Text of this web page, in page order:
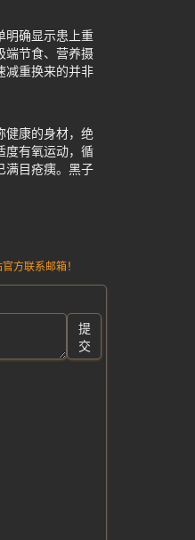
明确显示患上重
端节食、营养摄
减重换来的并非
健康的身材，绝
度有氧运动，循
满目疮痍。黑子
方联系邮箱！
提
交